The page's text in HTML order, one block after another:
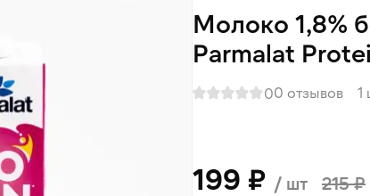
Молоко 1,8%
Parmalat
00 отзывов 1
199 ₽ / шт 215 ₽